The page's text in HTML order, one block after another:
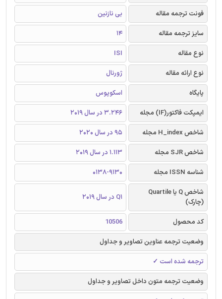
فونت ترجمه مقاله
بی نازنین
سایز ترجمه مقاله
14
نوع مقاله
ISI
نوع ارائه مقاله
ژورنال
پایگاه
اسکوپوس
ایمپکت فاکتور(IF) مجله
3.246 در سال 2019
شاخص H_index مجله
95 در سال 2020
شاخص SJR مجله
1.113 در سال 2019
شناسه ISSN مجله
0138-9130
شاخص Q یا Quartile
(چارک)
Q1 در سال 2019
کد محصول
10506
وضعیت ترجمه عناوین تصاویر و جداول
ترجمه شده است ✓
وضعیت ترجمه متون داخل تصاویر و جداول